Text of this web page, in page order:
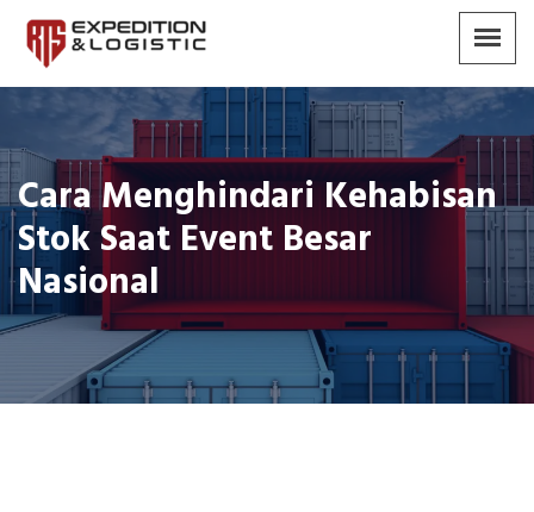
Cara Menghindari Kehabisan
Stok Saat Event Besar
Nasional